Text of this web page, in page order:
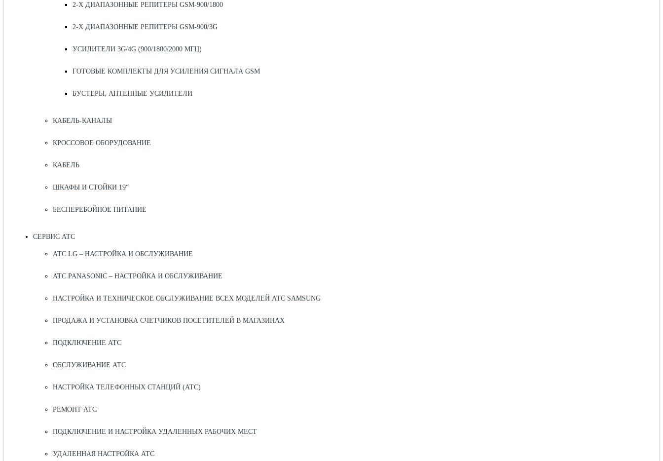
2-Х ДИАПАЗОННЫЕ РЕПИТЕРЫ GSM-900/1800
2-Х ДИАПАЗОННЫЕ РЕПИТЕРЫ GSM-900/3G
УСИЛИТЕЛИ 3G/4G (900/1800/2000 МГЦ)
ГОТОВЫЕ КОМПЛЕКТЫ ДЛЯ УСИЛЕНИЯ СИГНАЛА GSM
БУСТЕРЫ, АНТЕННЫЕ УСИЛИТЕЛИ
КАБЕЛЬ-КАНАЛЫ
КРОССОВОЕ ОБОРУДОВАНИЕ
КАБЕЛЬ
ШКАФЫ И СТОЙКИ 19“
БЕСПЕРЕБОЙНОЕ ПИТАНИЕ
СЕРВИС АТС
АТС LG – НАСТРОЙКА И ОБСЛУЖИВАНИЕ
АТС PANASONIC – НАСТРОЙКА И ОБСЛУЖИВАНИЕ
НАСТРОЙКА И ТЕХНИЧЕСКОЕ ОБСЛУЖИВАНИЕ ВСЕХ МОДЕЛЕЙ АТС SAMSUNG
ПРОДАЖА И УСТАНОВКА СЧЕТЧИКОВ ПОСЕТИТЕЛЕЙ В МАГАЗИНАХ
ПОДКЛЮЧЕНИЕ АТС
ОБСЛУЖИВАНИЕ АТС
НАСТРОЙКА ТЕЛЕФОННЫХ СТАНЦИЙ (АТС)
РЕМОНТ АТС
ПОДКЛЮЧЕНИЕ И НАСТРОЙКА УДАЛЕННЫХ РАБОЧИХ МЕСТ
УДАЛЕННАЯ НАСТРОЙКА АТС